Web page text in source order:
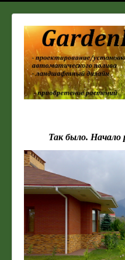
Так было. Начало